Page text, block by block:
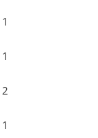
1
1
2
1